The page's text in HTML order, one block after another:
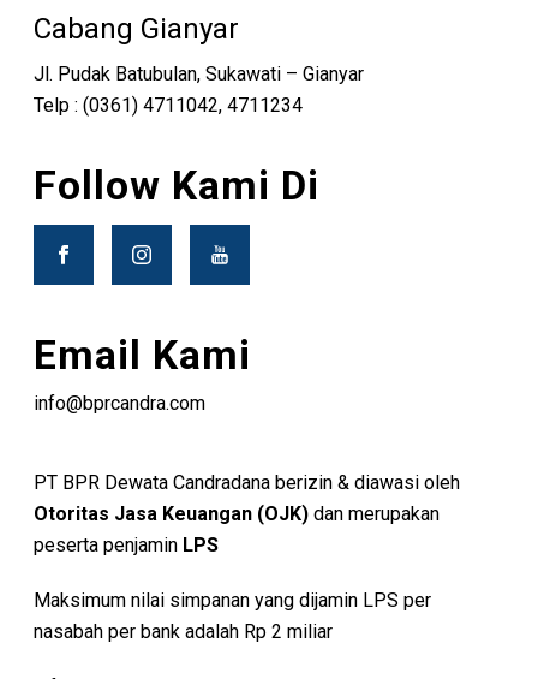
Cabang Gianyar
Jl. Pudak Batubulan, Sukawati – Gianyar
Telp : (0361) 4711042, 4711234
Follow Kami Di
Email Kami
info@bprcandra.com
PT BPR Dewata Candradana berizin & diawasi oleh
Otoritas Jasa Keuangan (OJK) dan merupakan
peserta penjamin LPS
Maksimum nilai simpanan yang dijamin LPS per
nasabah per bank adalah Rp 2 miliar